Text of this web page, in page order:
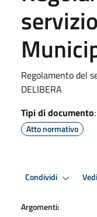
Regolamento del
DELIBERA
Tipi di documento:
Atto normativo
Condividi
Argomenti: